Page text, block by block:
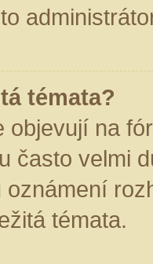
témata?
objevují na
často velmi
oznámení
témata.